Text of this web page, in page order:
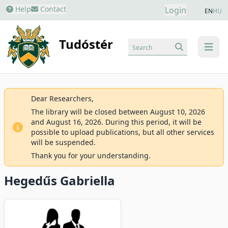
Help Contact Login ENHU
Tudóstér menu
Search
Dear Researchers,
The library will be closed between August 10, 2026
and August 16, 2026. During this period, it will be
possible to upload publications, but all other services
will be suspended.
Thank you for your understanding.
Hegedűs Gabriella